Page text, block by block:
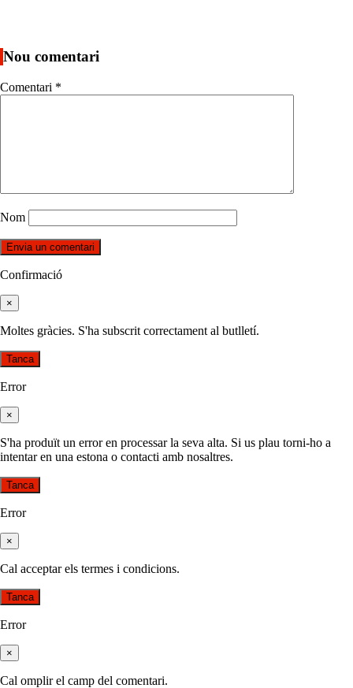
Nou comentari
Comentari *
Nom
Confirmació
×
Moltes gràcies. S'ha subscrit correctament al butlletí.
Tanca
Error
×
S'ha produït un error en processar la seva alta. Si us plau torni-ho a
intentar en una estona o contacti amb nosaltres.
Tanca
Error
×
Cal acceptar els termes i condicions.
Tanca
Error
×
Cal omplir el camp del comentari.